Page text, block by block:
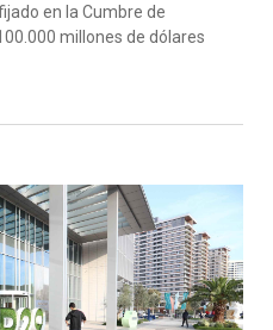
en la Cumbre de
millones de dólares